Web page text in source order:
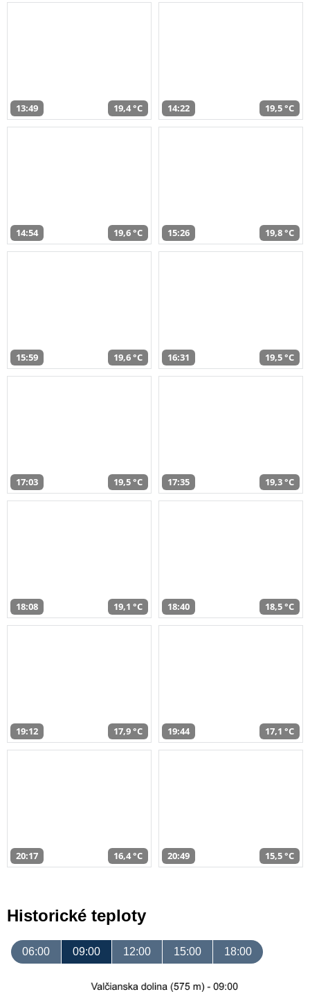
13:49 19,4 °C 14:22 19,5 °C
14:54 19,6 °C 15:26 19,8 °C
15:59 19,6 °C 16:31 19,5 °C
17:03 19,5 °C 17:35 19,3 °C
18:08 19,1 °C 18:40 18,5 °C
19:12 17,9 °C 19:44 17,1 °C
20:17 16,4 °C 20:49 15,5 °C
Historické teploty
06:00 09:00 12:00 15:00 18:00